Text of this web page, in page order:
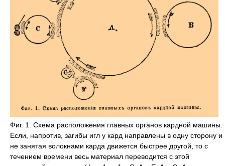
Фиг. 1. Схема расположения главных органов кардной машины.
Если, напротив, загибы игл у кард направлены в одну сторону и
не занятая волокнами карда движется быстрее другой, то с
течением времени весь материал переводится с этой